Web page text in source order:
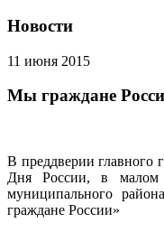
Новости
11 июня 2015
Мы граждане
В преддверии главного
Дня России, в малом
муниципального
граждане России»